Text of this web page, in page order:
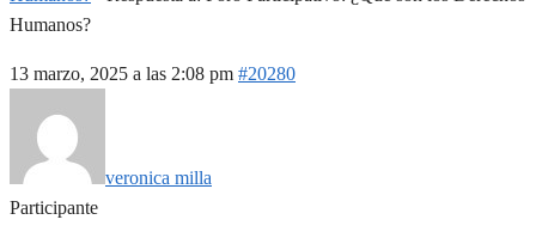
Humanos?
13 marzo, 2025 a las 2:08 pm #20280
veronica milla
Participante